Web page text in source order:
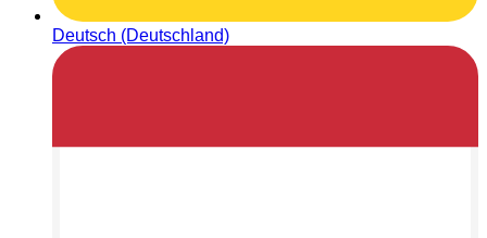
Deutsch (Deutschland)